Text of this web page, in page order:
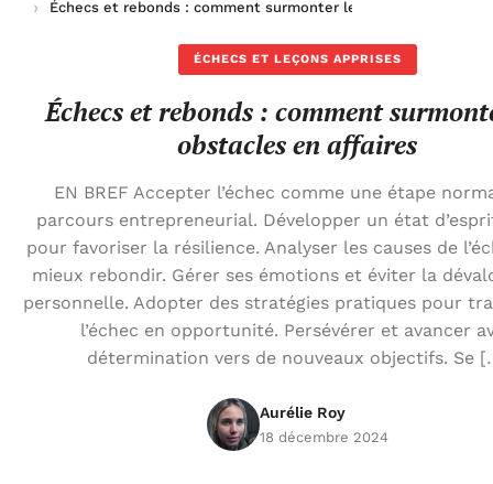
Échecs et rebonds : comment surmonter les obstacles en
ÉCHECS ET LEÇONS APPRISES
Échecs et rebonds : comment
obstacles en affaires
EN BREF Accepter l’échec comme une étape
parcours entrepreneurial. Développer un état
pour favoriser la résilience. Analyser les causes de
mieux rebondir. Gérer ses émotions et éviter la
personnelle. Adopter des stratégies pratiques pour
l’échec en opportunité. Persévérer et avancer
détermination vers de nouveaux objectifs. Se
Aurélie Roy
18 décembre 2024